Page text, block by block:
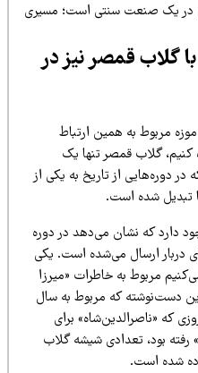
یک صنعت سنتی است؛ مسیری
قمصر نیز در
به همین ارتباط
گلاب قمصر تنها یک
از تاریخ به یکی از
شده است.
که نشان می‌دهد در دوره
ارسال می‌شده است. یکی
مربوط به خاطرات «میرزا
که مربوط به سال
«ناصرالدین‌شاه» برای
تعدادی شیشه گلاب
است.